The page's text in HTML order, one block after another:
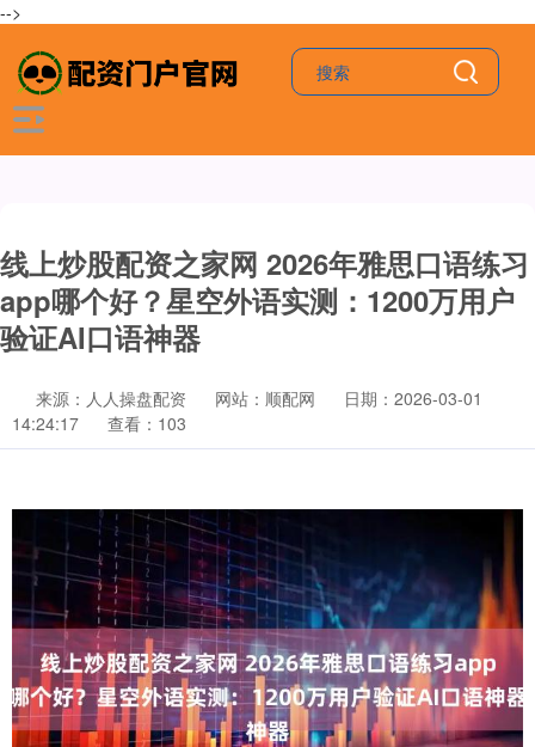
-->
线上炒股配资之家网 2026年雅思口语练习
app哪个好？星空外语实测：1200万用户
验证AI口语神器
来源：人人操盘配资 网站：顺配网
日期：2026-03-01
14:24:17
查看：103